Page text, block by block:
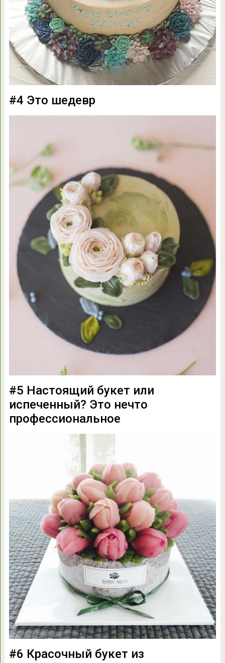
#4 Это шедевр
#5 Настоящий букет или
испеченный? Это нечто
профессиональное
#6 Красочный букет из